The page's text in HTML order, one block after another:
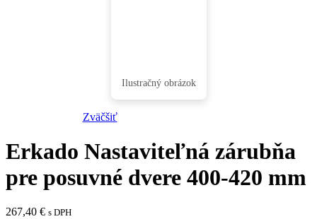
Zväčšiť
Erkado Nastaviteľná zárubňa
pre posuvné dvere 400-420 mm
267,40 € s DPH